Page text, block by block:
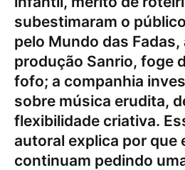
subestimaram o
pelo Mundo das Fadas,
produção Sanrio, foge
fofo; a companhia
sobre música erudita,
flexibilidade criativa.
autoral explica por que
continuam pedindo